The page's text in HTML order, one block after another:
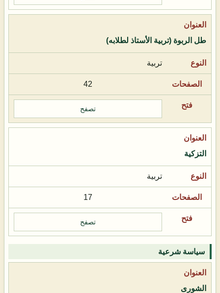
طل الربوة (تربية الأستاذ لطلابه)
تربية
42
تصفح
التزكية
تربية
17
تصفح
سياسة شرعية
الشورى